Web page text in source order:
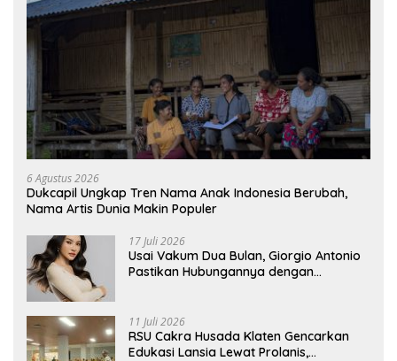
6 Agustus 2026
Dukcapil Ungkap Tren Nama Anak Indonesia Berubah,
Nama Artis Dunia Makin Populer
17 Juli 2026
Usai Vakum Dua Bulan, Giorgio Antonio
Pastikan Hubungannya dengan
11 Juli 2026
RSU Cakra Husada Klaten Gencarkan
Edukasi Lansia Lewat Prolanis,